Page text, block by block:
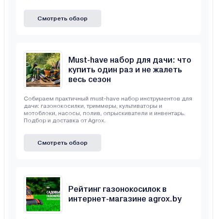
Смотреть обзор
Must-have набор для дачи: что
купить один раз и не жалеть
весь сезон
Собираем практичный must-have набор инструментов для
дачи: газонокосилки, триммеры, культиваторы и
мотоблоки, насосы, полив, опрыскиватели и инвентарь.
Подбор и доставка от Agrox.
Смотреть обзор
Рейтинг газонокосилок в
интернет-магазине agrox.by